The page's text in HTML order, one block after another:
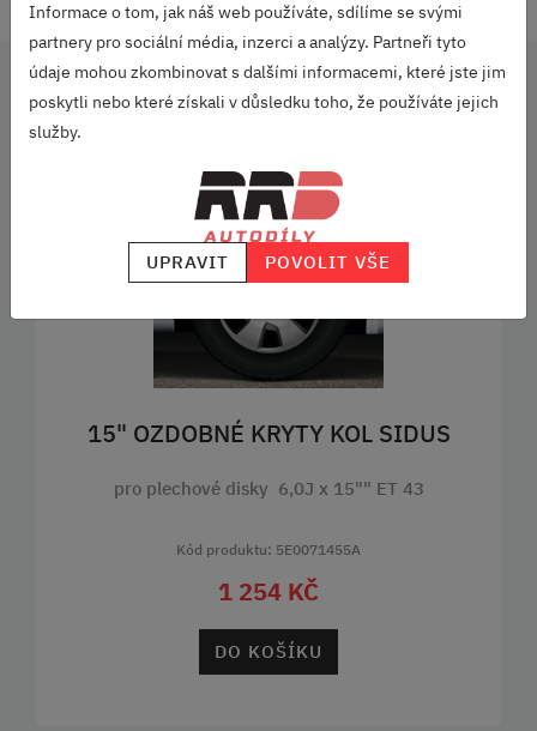
Související produkty
15" OZDOBNÉ KRYTY KOL SIDUS
pro plechové disky 6,0J x 15"" ET 43
Kód produktu: 5E0071455A
1 254 KČ
DO KOŠÍKU
Informace o tom, jak náš web používáte, sdílíme se svými
partnery pro sociální média, inzerci a analýzy. Partneři tyto
údaje mohou zkombinovat s dalšími informacemi, které jste jim
poskytli nebo které získali v důsledku toho, že používáte jejich
služby.
UPRAVIT POVOLIT VŠE